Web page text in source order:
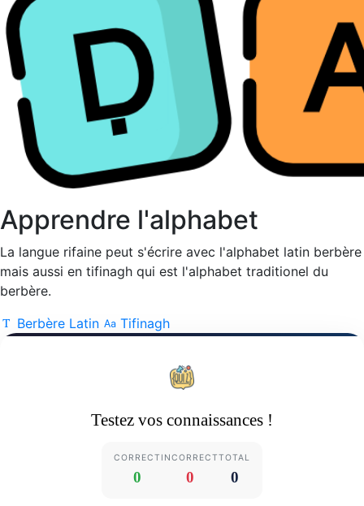
Apprendre l'alphabet
La langue rifaine peut s'écrire avec l'alphabet latin berbère
mais aussi en tifinagh qui est l'alphabet traditionel du
berbère.
Berbère Latin
Tifinagh
Testez vos connaissances !
CORRECT
0
INCORRECT
0
TOTAL
0